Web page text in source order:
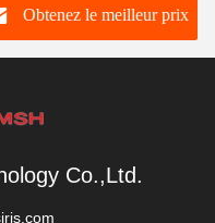
Obtenez le meilleur prix
Co.,Ltd.